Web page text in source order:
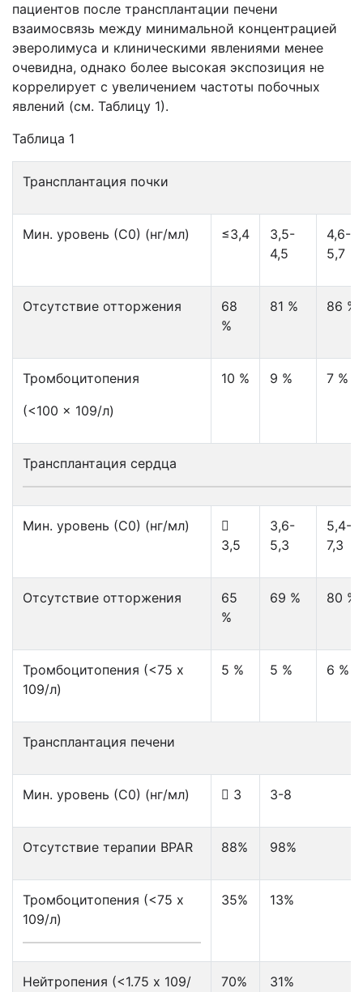
пациентов после трансплантации печени
взаимосвязь между минимальной концентрацией
эверолимуса и клиническими явлениями менее
очевидна, однако более высокая экспозиция не
коррелирует с увеличением частоты побочных
явлений (см. Таблицу 1).
Таблица 1
Трансплантация почки
Мин. уровень (С0) (нг/мл) ≤3,4
3,5-
4,5
4,6-
5,7
Отсутствие отторжения
68
%
81 % 86 %
Тромбоцитопения
(<100 x 109/л)
10 % 9 % 7 %
Трансплантация сердца
Мин. уровень (С0) (нг/мл)

3,5
3,6-
5,3
5,4-
7,3
Отсутствие отторжения
65
%
69 % 80 %
Тромбоцитопения (<75 x
109/л)
5 % 5 % 6 %
Трансплантация печени
Мин. уровень (С0) (нг/мл)  3 3-8
Отсутствие терапии BPAR 88% 98%
Тромбоцитопения (<75 x
109/л)
35% 13%
Нейтропения (<1.75 x 109/
70% 31%